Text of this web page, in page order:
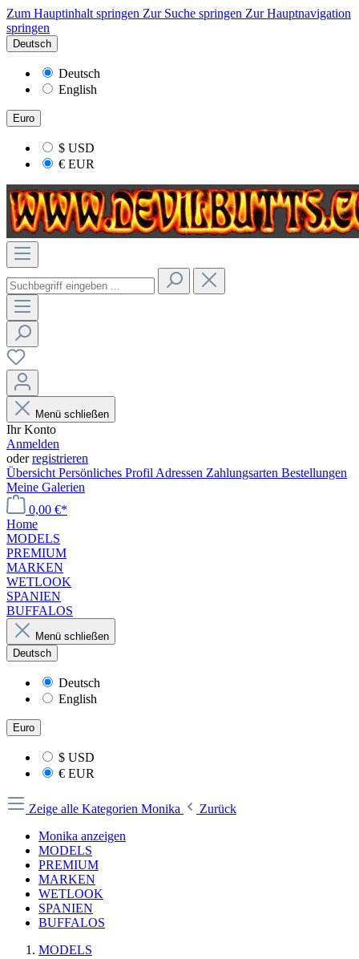
Zum Hauptinhalt springen Zur Suche springen Zur Hauptnavigation
springen
Deutsch
Deutsch
English
Euro
$ USD
€ EUR
Menü schließen
Ihr Konto
Anmelden
oderregistrieren
Übersicht Persönliches Profil Adressen Zahlungsarten Bestellungen
Meine Galerien
0,00 €*
Home
MODELS
PREMIUM
MARKEN
WETLOOK
SPANIEN
BUFFALOS
Menü schließen
Deutsch
Deutsch
English
Euro
$ USD
€ EUR
Zeige alle Kategorien Monika
Zurück
Monika anzeigen
MODELS
PREMIUM
MARKEN
WETLOOK
SPANIEN
BUFFALOS
MODELS